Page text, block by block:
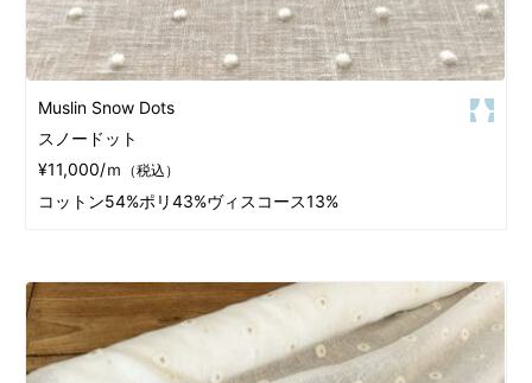
Muslin Snow Dots
スノードット
¥11,000/ｍ （税込）
コットン54%ポリ43%ヴィスコース13%